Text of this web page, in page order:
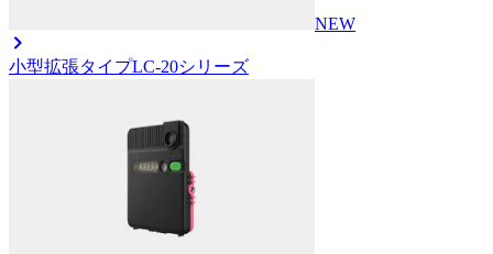
NEW
小型拡張タイプLC-20シリーズ